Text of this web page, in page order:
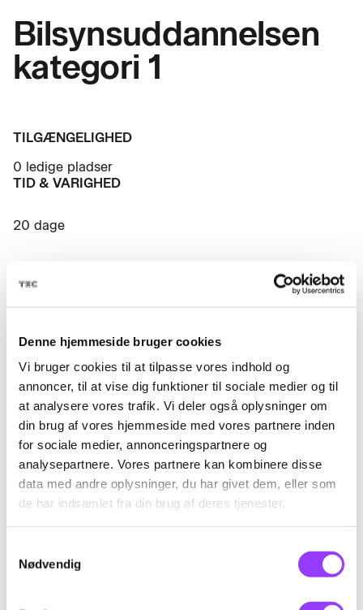
Denne hjemmeside bruger cookies
Vi bruger cookies til at tilpasse vores indhold og
annoncer, til at vise dig funktioner til sociale medier og til
at analysere vores trafik. Vi deler også oplysninger om
din brug af vores hjemmeside med vores partnere inden
for sociale medier, annonceringspartnere og
analysepartnere. Vores partnere kan kombinere disse
data med andre oplysninger, du har givet dem, eller som
de har indsamlet fra din brug af deres tjenester.
Nødvendig
Bilsynsuddannelsen
kategori 1
TILGÆNGELIGHED
0 ledige pladser
TID & VARIGHED
20 dage
Bilsynskurser
kategori 3